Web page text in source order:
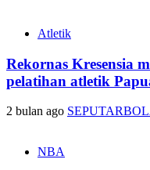
Atletik
Rekornas Kresensia
pelatihan atletik
2 bulan ago
NBA